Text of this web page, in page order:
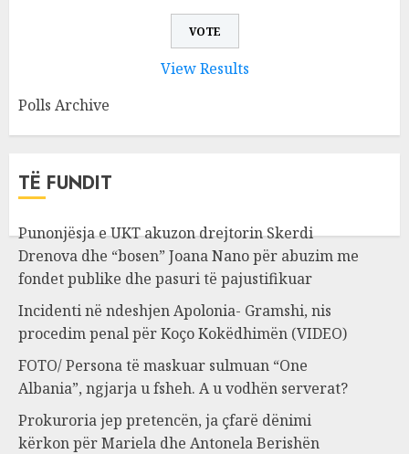
View Results
Polls Archive
TË FUNDIT
Punonjësja e UKT akuzon drejtorin Skerdi
Drenova dhe “bosen” Joana Nano për abuzim me
fondet publike dhe pasuri të pajustifikuar
Incidenti në ndeshjen Apolonia- Gramshi, nis
procedim penal për Koço Kokëdhimën (VIDEO)
FOTO/ Persona të maskuar sulmuan “One
Albania”, ngjarja u fsheh. A u vodhën serverat?
Prokuroria jep pretencën, ja çfarë dënimi
kërkon për Mariela dhe Antonela Berishën